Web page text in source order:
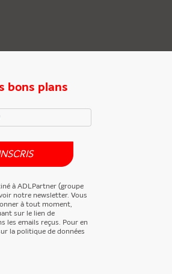
bons plans
à ADLPartner (groupe
notre newsletter. Vous
à tout moment,
sur le lien de
les emails reçus. Pour en
la politique de données